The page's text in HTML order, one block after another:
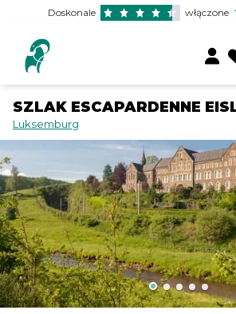
Doskonale włączone
SZLAK ESCAPARDENNE
Luksemburg